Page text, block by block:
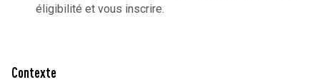
Contexte
éligibilité et vous inscrire.